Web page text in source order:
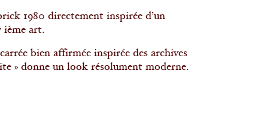
1980 directement inspirée d’un
ième art.
bien affirmée inspirée des archives
» donne un look résolument moderne.